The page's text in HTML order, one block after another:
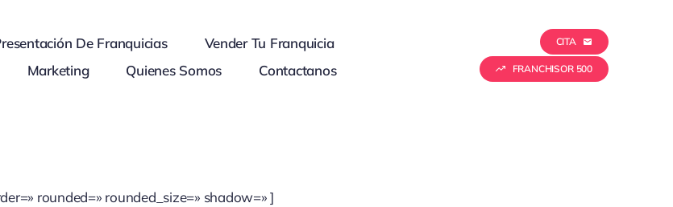
De Franquicias
Vender Tu Franquicia
Marketing Quienes Somos Contactanos
CITA
FRANCHISOR 500
rounded=» rounded_size=» shadow=» ]